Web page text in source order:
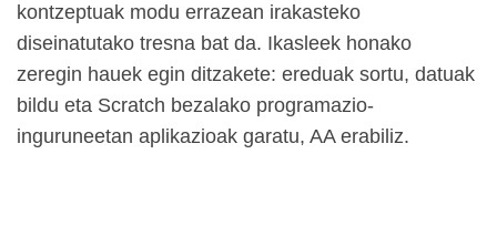
kontzeptuak modu errazean irakasteko
diseinatutako tresna bat da. Ikasleek honako
zeregin hauek egin ditzakete: ereduak sortu, datuak
bildu eta Scratch bezalako programazio-
inguruneetan aplikazioak garatu, AA erabiliz.